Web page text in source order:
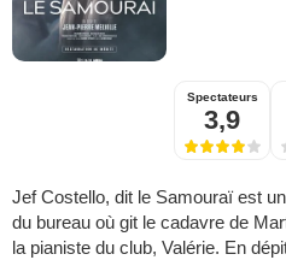
Spectateurs
3,9
Jef Costello, dit le Samouraï est
du bureau où git le cadavre de
la pianiste du club, Valérie. En